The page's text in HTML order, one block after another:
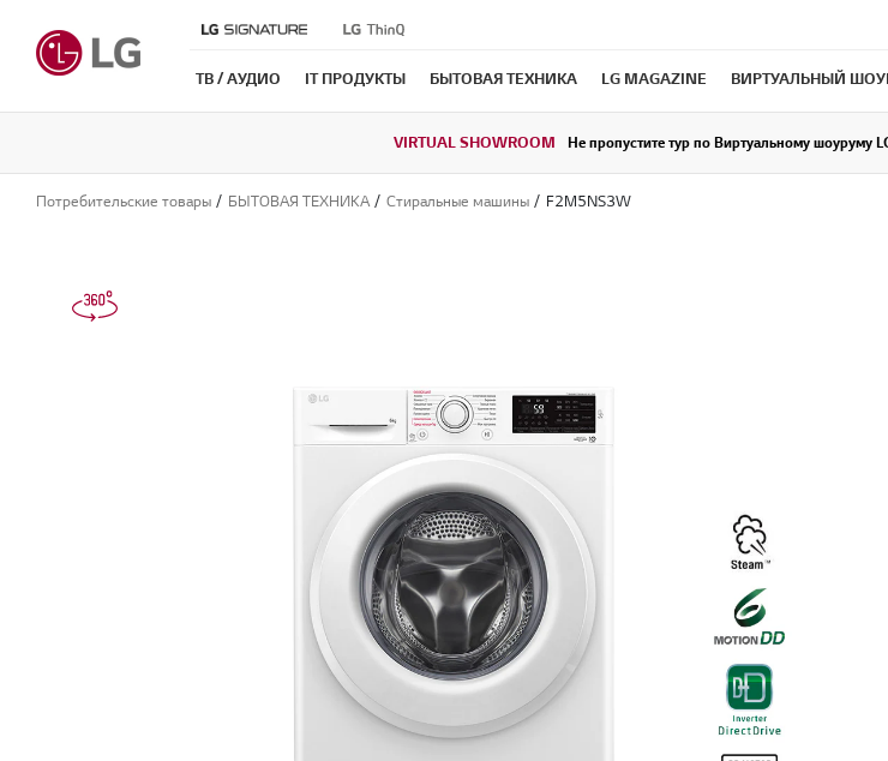
ТВ / АУДИО IT ПРОДУКТЫ БЫТОВАЯ ТЕХНИКА LG MAGAZINE ВИРТУАЛЬНЫЙ
VIRTUAL SHOWROOM Не пропустите тур по Виртуальному шоуруму
Потребительские товары БЫТОВАЯ ТЕХНИКА Стиральные машины F2M5NS3W